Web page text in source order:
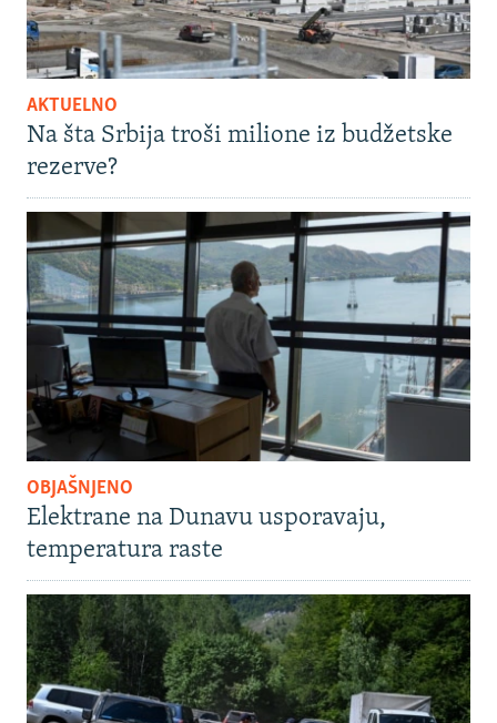
AKTUELNO
Na šta Srbija troši milione iz budžetske
rezerve?
OBJAŠNJENO
Elektrane na Dunavu usporavaju,
temperatura raste